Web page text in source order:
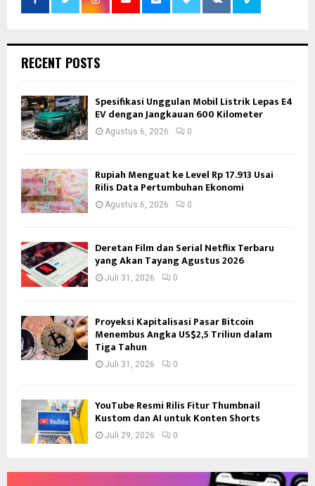
RECENT POSTS
Spesifikasi Unggulan Mobil Listrik Lepas E4
EV dengan Jangkauan 600 Kilometer
Agustus 6, 2026 0
Rupiah Menguat ke Level Rp 17.913 Usai
Rilis Data Pertumbuhan Ekonomi
Agustus 6, 2026 0
Deretan Film dan Serial Netflix Terbaru
yang Akan Tayang Agustus 2026
Juli 31, 2026 0
Proyeksi Kapitalisasi Pasar Bitcoin
Menembus Angka US$2,5 Triliun dalam
Tiga Tahun
Juli 31, 2026 0
YouTube Resmi Rilis Fitur Thumbnail
Kustom dan AI untuk Konten Shorts
Juli 29, 2026 0